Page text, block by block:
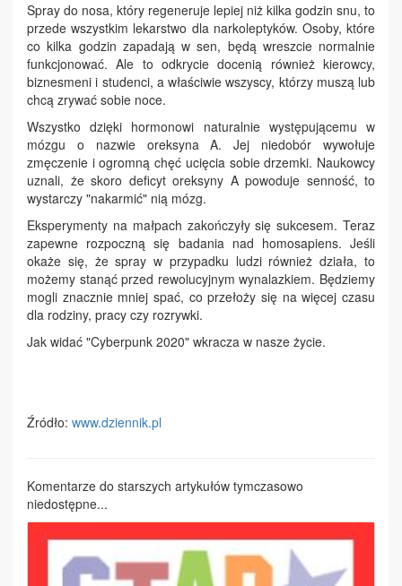
Spray do nosa, który regeneruje lepiej niż kilka godzin snu, to
przede wszystkim lekarstwo dla narkoleptyków. Osoby, które
co kilka godzin zapadają w sen, będą wreszcie normalnie
funkcjonować. Ale to odkrycie docenią również kierowcy,
biznesmeni i studenci, a właściwie wszyscy, którzy muszą lub
chcą zrywać sobie noce.
Wszystko dzięki hormonowi naturalnie występującemu w
mózgu o nazwie oreksyna A. Jej niedobór wywołuje
zmęczenie i ogromną chęć ucięcia sobie drzemki. Naukowcy
uznali, że skoro deficyt oreksyny A powoduje senność, to
wystarczy "nakarmić" nią mózg.
Eksperymenty na małpach zakończyły się sukcesem. Teraz
zapewne rozpoczną się badania nad homosapiens. Jeśli
okaże się, że spray w przypadku ludzi również działa, to
możemy stanąć przed rewolucyjnym wynalazkiem. Będziemy
mogli znacznie mniej spać, co przełoży się na więcej czasu
dla rodziny, pracy czy rozrywki.
Jak widać "Cyberpunk 2020" wkracza w nasze życie.
Źródło: www.dziennik.pl
Komentarze do starszych artykułów tymczasowo
niedostępne...